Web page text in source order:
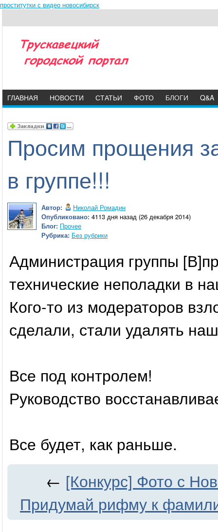
проститутки с видео новосибирск
ГЛАВНАЯ НОВОСТИ СТАТЬИ ФОТО БЛОГИ Q&A
Просим прощения
в группе!!!
Автор:
Николай Ромадин
Опубликовано: 4113 дня назад (26 декабря 2014)
Блог: Прочее
Рубрика: Без рубрики
Администрация группы
технические неполадки в
Кого-то из модераторов
сделали, стали удалять
Все под контролем!
Руководство
Все будет, как раньше.
← [Конкурс] Фото с
Придумай рифму к